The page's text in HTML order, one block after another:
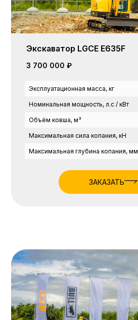
Экскаватор LGCE E635F
3 700 000 ₽
Эксплуатационная масса, кг
Номинальная мощность, л.с / кВт
Объём ковша, м³
Максимальная сила копания, кН
Максимальная глубина копания, мм
ЗАКАЗАТЬ